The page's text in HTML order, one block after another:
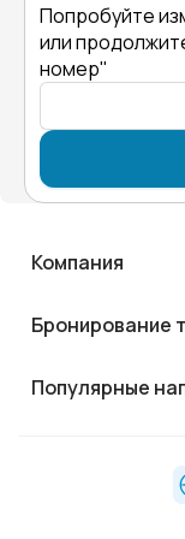
Попробуйте
или
номер"
Компания
Бронирование
Популярные